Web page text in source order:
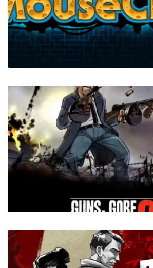
Your Toy
МаусКрафт